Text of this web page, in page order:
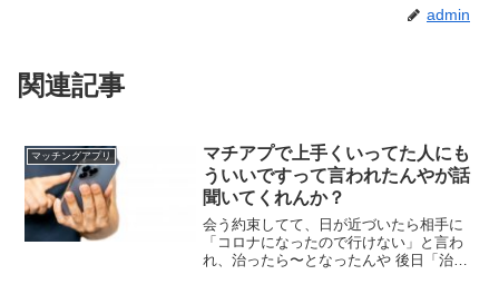
admin
関連記事
マッチングアプリ
マチアプで上手くいってた人にも
ういいですって言われたんやが話
聞いてくれんか？
会う約束してて、日が近づいたら相手に
「コロナになったので行けない」と言わ
れ、治ったら〜となったんや 後日「治っ